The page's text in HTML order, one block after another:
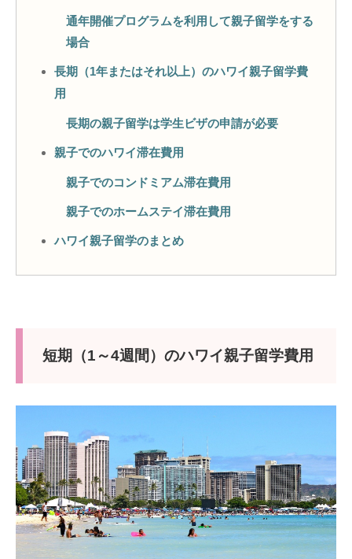
通年開催プログラムを利用して親子留学をする
場合
長期（1年またはそれ以上）のハワイ親子留学費
用
長期の親子留学は学生ビザの申請が必要
親子でのハワイ滞在費用
親子でのコンドミアム滞在費用
親子でのホームステイ滞在費用
ハワイ親子留学のまとめ
短期（1～4週間）のハワイ親子留学費用